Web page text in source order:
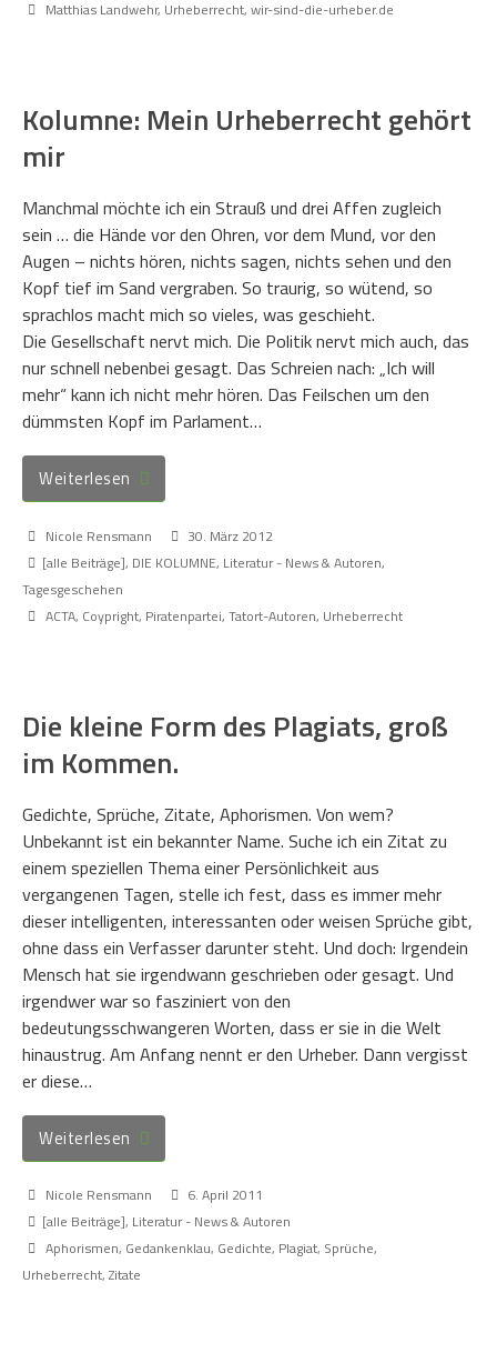
Matthias Landwehr, Urheberrecht, wir-sind-die-urheber.de
Kolumne: Mein Urheberrecht gehört
mir
Manchmal möchte ich ein Strauß und drei Affen zugleich
sein … die Hände vor den Ohren, vor dem Mund, vor den
Augen – nichts hören, nichts sagen, nichts sehen und den
Kopf tief im Sand vergraben. So traurig, so wütend, so
sprachlos macht mich so vieles, was geschieht.
Die Gesellschaft nervt mich. Die Politik nervt mich auch, das
nur schnell nebenbei gesagt. Das Schreien nach: „Ich will
mehr“ kann ich nicht mehr hören. Das Feilschen um den
dümmsten Kopf im Parlament…
Weiterlesen
Nicole Rensmann
30. März 2012
[alle Beiträge], DIE KOLUMNE, Literatur - News & Autoren,
Tagesgeschehen
ACTA, Coypright, Piratenpartei, Tatort-Autoren, Urheberrecht
Die kleine Form des Plagiats, groß
im Kommen.
Gedichte, Sprüche, Zitate, Aphorismen. Von wem?
Unbekannt ist ein bekannter Name. Suche ich ein Zitat zu
einem speziellen Thema einer Persönlichkeit aus
vergangenen Tagen, stelle ich fest, dass es immer mehr
dieser intelligenten, interessanten oder weisen Sprüche gibt,
ohne dass ein Verfasser darunter steht. Und doch: Irgendein
Mensch hat sie irgendwann geschrieben oder gesagt. Und
irgendwer war so fasziniert von den
bedeutungsschwangeren Worten, dass er sie in die Welt
hinaustrug. Am Anfang nennt er den Urheber. Dann vergisst
er diese…
Weiterlesen
Nicole Rensmann
6. April 2011
[alle Beiträge], Literatur - News & Autoren
Aphorismen, Gedankenklau, Gedichte, Plagiat, Sprüche,
Urheberrecht, Zitate